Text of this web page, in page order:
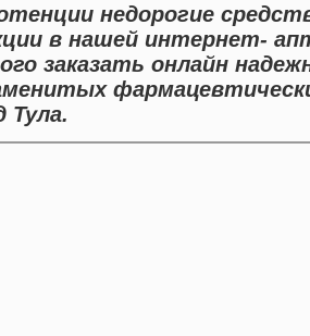
недорогие
в нашей интернет-
заказать онлайн
Тула.